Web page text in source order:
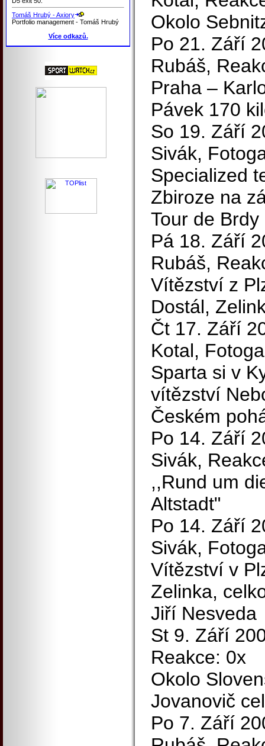
Tomáš Hrubý - Axiory
Portfolio management - Tomáš Hrubý
Více odkazů.
Okolo
Po 21. Září
Rubáš,
Praha –
Pávek 170
So 19. Září
Sivák,
Specialized
Zbiroze na
Tour de Brdy
Pá 18. Září
Rubáš,
Vítězství z
Dostál,
Čt 17. Září
Kotal,
Sparta si v
vítězství
Českém
Po 14. Září
Sivák,
,,Rund um
Altstadt"
Po 14. Září
Sivák,
Vítězství v
Zelinka,
Jiří Nesveda
St 9. Září
Reakce: 0x
Okolo
Jovanovič
Po 7. Září